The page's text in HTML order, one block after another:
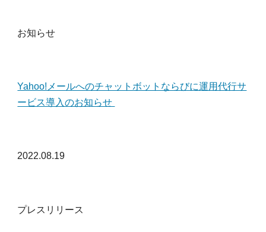
お知らせ
Yahoo!メールへのチャットボットならびに運用代行サ
ービス導入のお知らせ
2022.08.19
プレスリリース